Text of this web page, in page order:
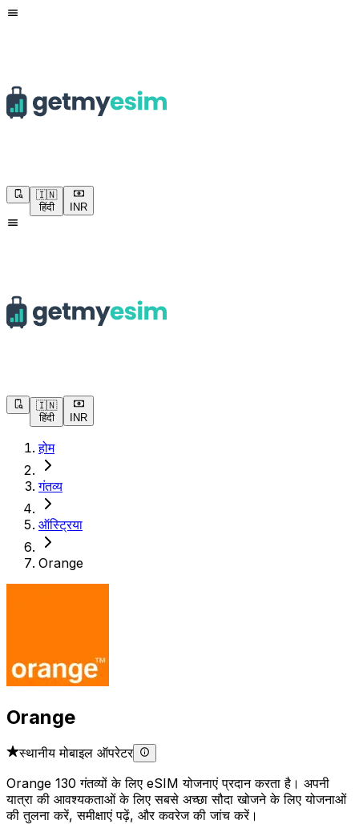
🇮🇳
हिंदी
INR
🇮🇳
हिंदी
INR
होम
गंतव्य
ऑस्ट्रिया
Orange
Orange
स्थानीय मोबाइल ऑपरेटर
Orange 130 गंतव्यों के लिए eSIM योजनाएं प्रदान करता है। अपनी
यात्रा की आवश्यकताओं के लिए सबसे अच्छा सौदा खोजने के लिए योजनाओं
की तुलना करें, समीक्षाएं पढ़ें, और कवरेज की जांच करें।